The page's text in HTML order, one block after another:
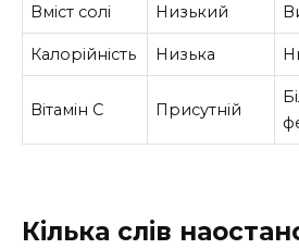
Вміст солі Низький
Калорійність Низька
Вітамін C Присутній
Кілька слів